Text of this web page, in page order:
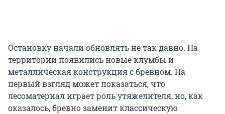
Остановку начали обновлять не так давно. На
территории появились новые клумбы и
металлическая конструкция с бревном. На
первый взгляд может показаться, что
лесоматериал играет роль утяжелителя, но, как
оказалось, бревно заменит классическую